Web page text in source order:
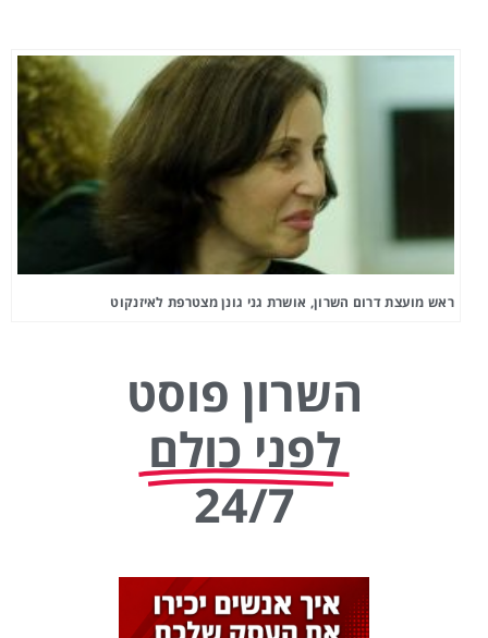
ראש מועצת דרום השרון, אושרת גני גונן מצטרפת לאיזנקוט
השרון פוסט
לפני כולם
24/7